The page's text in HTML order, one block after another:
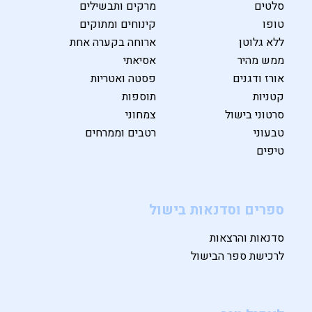
סלטים
מרקים ותבשילים
טופו
קינוחים ומתוקים
ללא גלוטן
ארוחה בקערה אחת
ממש מהיר
אסיאתי
אורז ודגנים
פסטה ואטריות
קטניות
תוספות
סרטוני בישול
צמחוני
טבעוני
רטבים וממרחים
טיפים
ספרים וסדנאות בישול
סדנאות והרצאות
לרכישת ספר הבישול